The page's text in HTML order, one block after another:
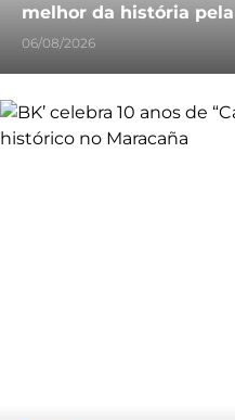
melhor da história
06/08/2026